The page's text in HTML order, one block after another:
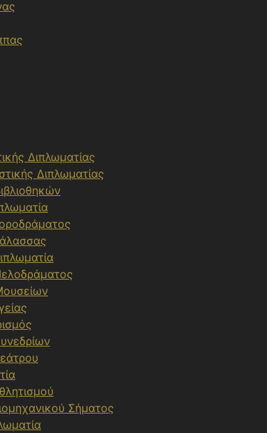
Διπλωματίας
Διπλωματίας
Σήματος